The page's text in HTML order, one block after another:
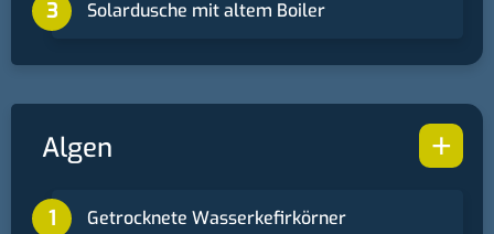
Solardusche mit altem Boiler
+
Algen
Getrocknete Wasserkefirkörner